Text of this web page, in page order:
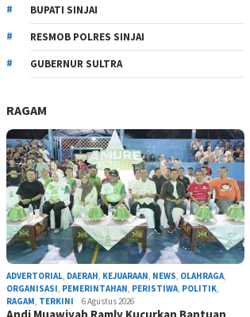
BUPATI SINJAI
RESMOB POLRES SINJAI
GUBERNUR SULTRA
RAGAM
ADVERTORIAL DAERAH KEJUARAAN NEWS OLAHRAGA
ORGANISASI PEMERINTAHAN PERISTIWA POLITIK
RAGAM TERKINI 6 Agustus 2026